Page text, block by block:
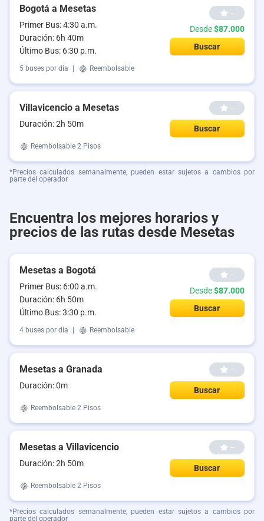
Bogotá a Mesetas
Primer Bus: 4:30 a.m.
Duración: 6h 40m
Último Bus: 6:30 p.m.
--
Desde$87.000
Buscar
5 buses por día Reembolsable
Villavicencio a Mesetas
Duración: 2h 50m
--
Buscar
Reembolsable 2 Pisos
*Precios calculados semanalmente, pueden estar sujetos a cambios por
parte del operador
Encuentra los mejores horarios y
precios de las rutas desde Mesetas
Mesetas a Bogotá
Primer Bus: 6:00 a.m.
Duración: 6h 50m
Último Bus: 3:30 p.m.
--
Desde$87.000
Buscar
4 buses por día Reembolsable
Mesetas a Granada
Duración: 0m
--
Buscar
Reembolsable 2 Pisos
Mesetas a Villavicencio
Duración: 2h 50m
--
Buscar
Reembolsable 2 Pisos
*Precios calculados semanalmente, pueden estar sujetos a cambios por
parte del operador